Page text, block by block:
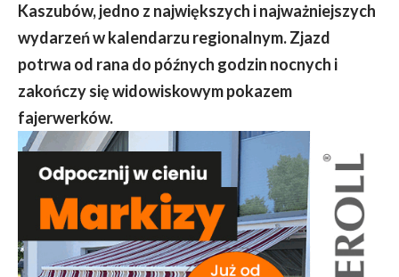
Kaszubów, jedno z największych i najważniejszych
wydarzeń w kalendarzu regionalnym. Zjazd
potrwa od rana do późnych godzin nocnych i
zakończy się widowiskowym pokazem
fajerwerków.